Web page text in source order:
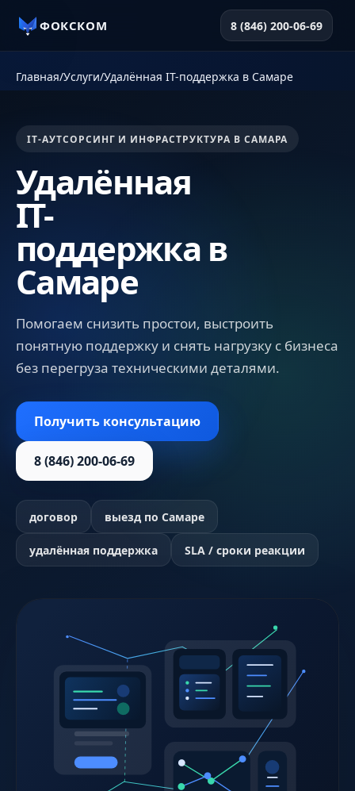
ФОКСКОМ 8 (846) 200-06-69
Главная/Услуги/Удалённая IT-поддержка в Самаре
IT-АУТСОРСИНГ И ИНФРАСТРУКТУРА В САМАРА
Удалённая
IT-
поддержка в
Самаре
Помогаем снизить простои, выстроить
понятную поддержку и снять нагрузку с бизнеса
без перегруза техническими деталями.
Получить консультацию
8 (846) 200-06-69
договор выезд по Самаре
удалённая поддержка SLA / сроки реакции